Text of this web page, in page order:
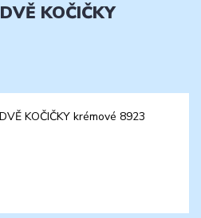
KOČIČKY